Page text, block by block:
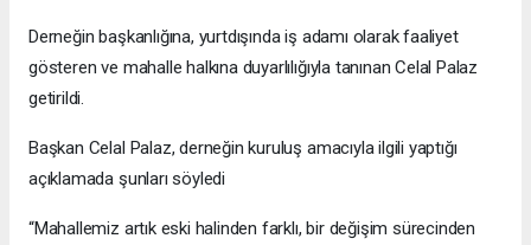
Derneğin başkanlığına, yurtdışında iş adamı olarak faaliyet
gösteren ve mahalle halkına duyarlılığıyla tanınan Celal Palaz
getirildi.
Başkan Celal Palaz, derneğin kuruluş amacıyla ilgili yaptığı
açıklamada şunları söyledi
“Mahallemiz artık eski halinden farklı, bir değişim sürecinden